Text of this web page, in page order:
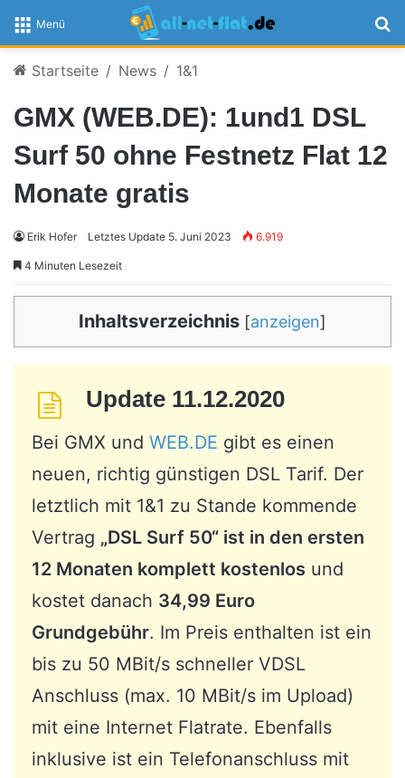
Menü
Startseite / News / 1&1
GMX (WEB.DE): 1und1 DSL
Surf 50 ohne Festnetz Flat 12
Monate gratis
Erik Hofer Letztes Update 5. Juni 2023 6.919
4 Minuten Lesezeit
Inhaltsverzeichnis [anzeigen]
Update 11.12.2020
Bei GMX und WEB.DE gibt es einen
neuen, richtig günstigen DSL Tarif. Der
letztlich mit 1&1 zu Stande kommende
Vertrag „DSL Surf 50“ ist in den ersten
12 Monaten komplett kostenlos und
kostet danach 34,99 Euro
Grundgebühr. Im Preis enthalten ist ein
bis zu 50 MBit/s schneller VDSL
Anschluss (max. 10 MBit/s im Upload)
mit eine Internet Flatrate. Ebenfalls
inklusive ist ein Telefonanschluss mit